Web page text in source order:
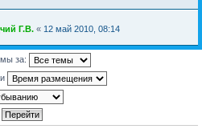
Г.В. « 12 май 2010, 08:14
за: